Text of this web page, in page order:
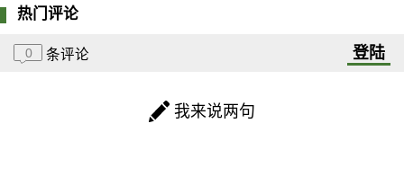
热门评论
0 条评论 登陆
我来说两句